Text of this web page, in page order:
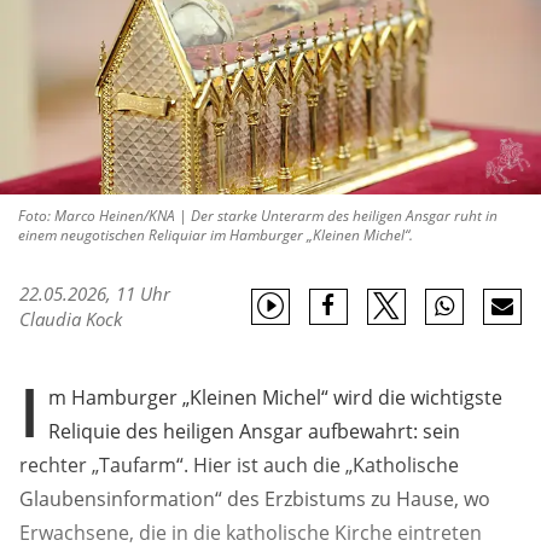
Foto: Marco Heinen/KNA | Der starke Unterarm des heiligen Ansgar ruht in
einem neugotischen Reliquiar im Hamburger „Kleinen Michel“.
22.05.2026, 11 Uhr
Claudia Kock
I m Hamburger „Kleinen Michel“ wird die wichtigste
Reliquie des heiligen Ansgar aufbewahrt: sein
rechter „Taufarm“. Hier ist auch die „Katholische
Glaubensinformation“ des Erzbistums zu Hause, wo
Erwachsene, die in die katholische Kirche eintreten